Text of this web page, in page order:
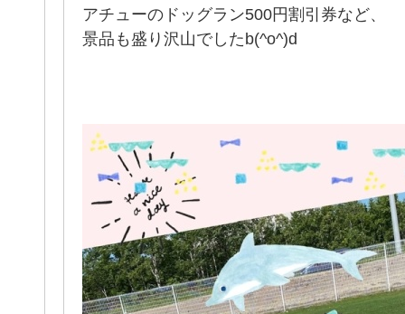
アチューのドッグラン500円割引券など、
景品も盛り沢山でしたb(^o^)d